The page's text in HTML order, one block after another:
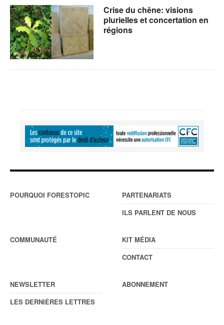
Crise du chêne: visions
plurielles et concertation en
régions
POURQUOI FORESTOPIC
PARTENARIATS
ILS PARLENT DE NOUS
COMMUNAUTÉ
KIT MÉDIA
CONTACT
NEWSLETTER
LES DERNIÈRES LETTRES
ABONNEMENT